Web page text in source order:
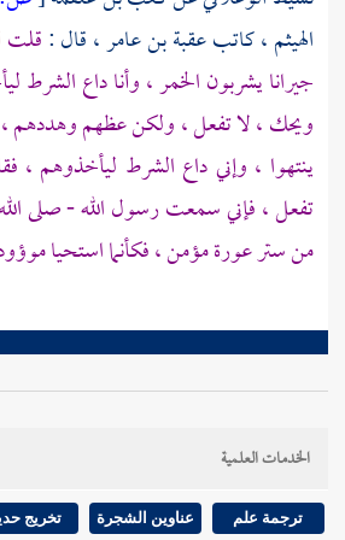
الهيثم، كاتب عقبة بن عامر ، قال :قلت
جيرانا يشربون الخمر ، وأنا داع الشرط
ويحك ، لا تفعل ، ولكن عظهم وهددهم ،
ينتهوا ، وإني داع الشرط ليأخذوهم ،
تفعل ، فإني سمعت رسول الله - صلى
من ستر عورة مؤمن ، فكأنما استحيا
الخدمات العلمية
ترجمة علم عناوين الشجرة تخريج